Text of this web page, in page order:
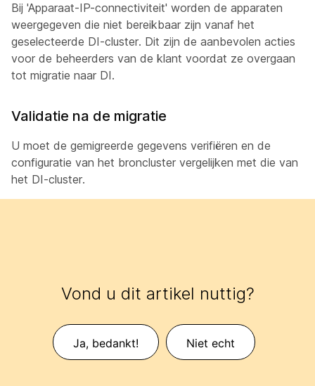
Bij 'Apparaat-IP-connectiviteit' worden de apparaten
weergegeven die niet bereikbaar zijn vanaf het
geselecteerde DI-cluster. Dit zijn de aanbevolen acties
voor de beheerders van de klant voordat ze overgaan
tot migratie naar DI.
Validatie na de migratie
U moet de gemigreerde gegevens verifiëren en de
configuratie van het broncluster vergelijken met die van
het DI-cluster.
Vond u dit artikel nuttig?
Ja, bedankt! Niet echt